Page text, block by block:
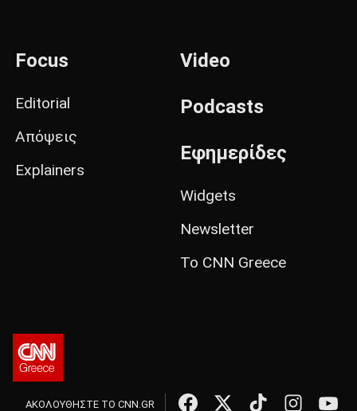
Focus
Editorial
Απόψεις
Explainers
Video
Podcasts
Εφημερίδες
Widgets
Newsletter
Το CNN Greece
ΑΚΟΛΟΥΘΗΣΤΕ ΤΟ CNN.GR